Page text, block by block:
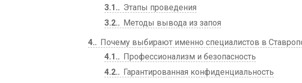
3.1.
Этапы проведения
3.2.
Методы вывода из запоя
4.
Почему выбирают именно специалистов в
4.1.
Профессионализм и безопасность
4.2.
Гарантированная конфиденциальность